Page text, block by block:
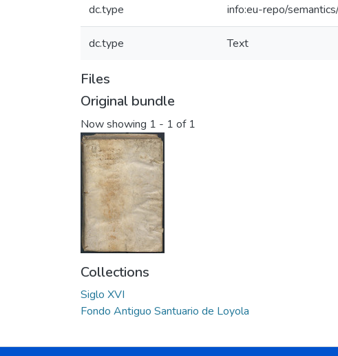
dc.type info:eu-repo/
dc.type Text
Files
Original bundle
Now showing 1 - 1 of 1
Collections
Siglo XVI
Fondo Antiguo Santuario de Loyola